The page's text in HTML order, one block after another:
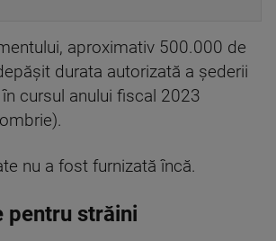
aproximativ 500.000 de
durata autorizată a şederii
cursul anului fiscal 2023
nu a fost furnizată încă.
pentru străini